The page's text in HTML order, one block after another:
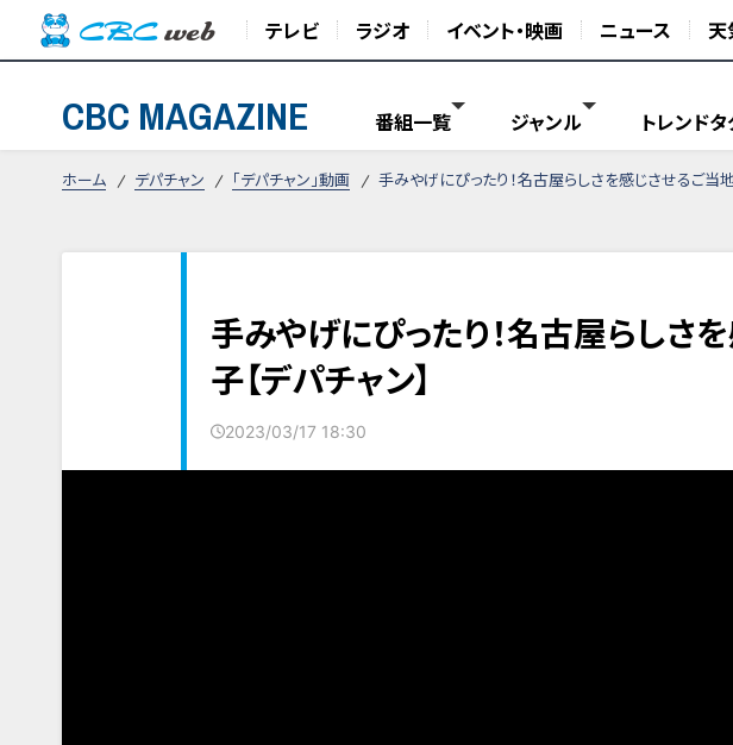
テレビ ラジオ イベント・映画 ニュース 天
CBC MAGAZINE 番組一覧 ジャンル トレンドタ
ホーム デパチャン 「デパチャン」動画 手みやげにぴったり！名古屋らしさを感じさせるご当地
手みやげにぴったり！名古屋らしさ
子【デパチャン】
2023/03/17 18:30